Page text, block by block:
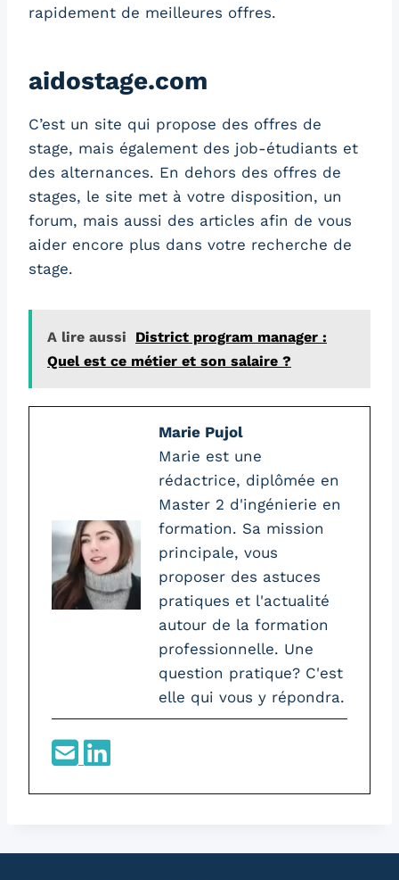
rapidement de meilleures offres.
aidostage.com
C’est un site qui propose des offres de
stage, mais également des job-étudiants et
des alternances. En dehors des offres de
stages, le site met à votre disposition, un
forum, mais aussi des articles afin de vous
aider encore plus dans votre recherche de
stage.
A lire aussi
District program manager :
Quel est ce métier et son salaire ?
Marie Pujol
Marie est une
rédactrice, diplômée en
Master 2 d'ingénierie en
formation. Sa mission
principale, vous
proposer des astuces
pratiques et l'actualité
autour de la formation
professionnelle. Une
question pratique? C'est
elle qui vous y répondra.